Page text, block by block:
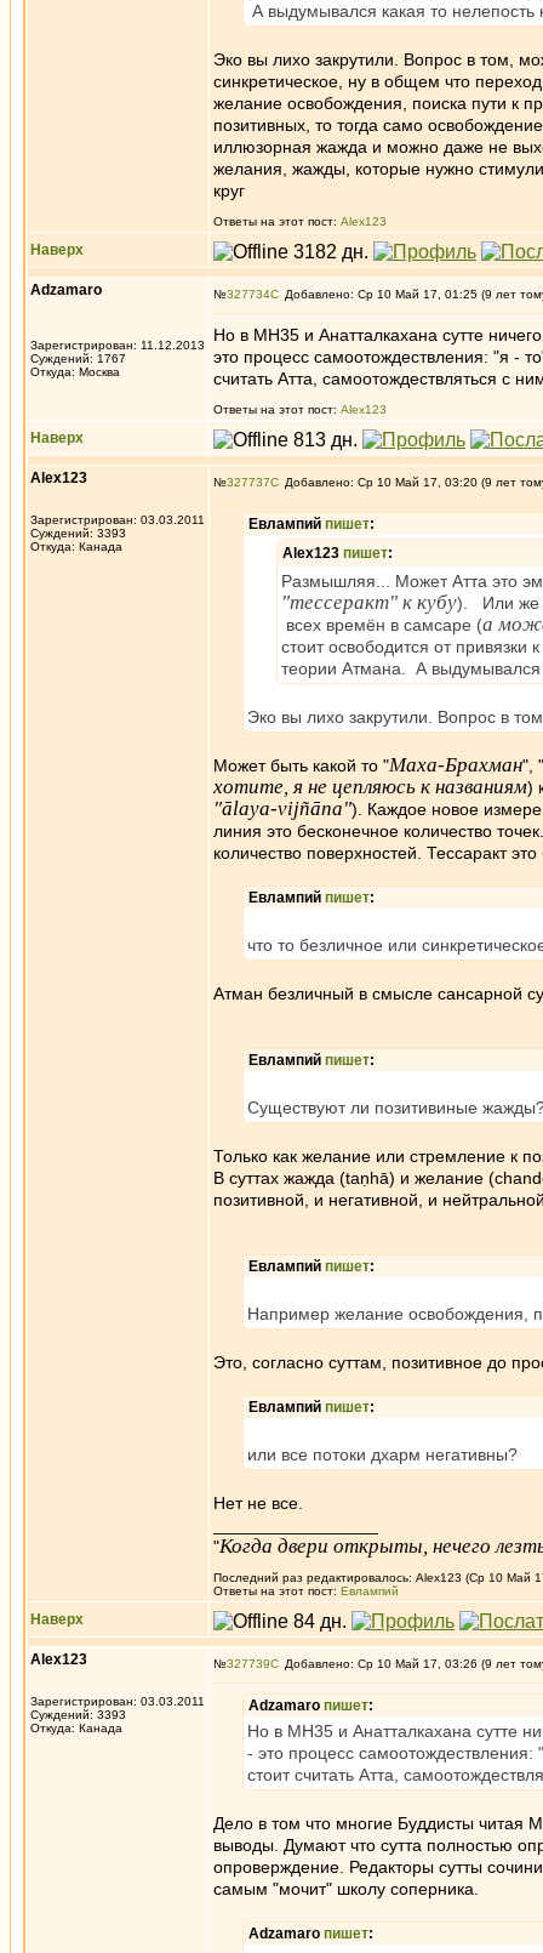
А выдумывался какая то нелепость
Эко вы лихо закрутили. Вопрос в том,
синкретическое, ну в общем что
желание освобождения, поиска пути к
позитивных, то тогда само
иллюзорная жажда и можно даже не
желания, жажды, которые нужно
круг
Ответы на этот пост: Alex123
Наверх
Adzamaro
Зарегистрирован: 11.12.2013
Суждений: 1767
Откуда: Москва
№327734 Добавлено: Ср 10 Май 17, 01:25 (9 лет
Но в МН35 и Анатталкахана сутте
это процесс самоотождествления: "я -
считать Атта, самоотождествляться с
Ответы на этот пост: Alex123
Наверх
Alex123
Зарегистрирован: 03.03.2011
Суждений: 3393
Откуда: Канада
№327737 Добавлено: Ср 10 Май 17, 03:20 (9 лет
Евлампий пишет:
Alex123 пишет:
Размышляя... Может Атта это
"тессеракт" к кубу). Или же
всех времён в самсаре (а
стоит освободится от привязки
теории Атмана. А выдумывался
Эко вы лихо закрутили. Вопрос в
Может быть какой то "Маха-Брахман", "
хотите, я не цепляюсь к названиям)
"ālaya-vijñāna"). Каждое новое
линия это бесконечное количество
количество поверхностей. Тессаракт
Евлампий пишет:
что то безличное или
Атман безличный в смысле сансарной
Евлампий пишет:
Существуют ли позитивиные
Только как желание или стремление к
В суттах жажда (taṇhā) и желание
позитивной, и негативной, и
Евлампий пишет:
Например желание освобождения,
Это, согласно суттам, позитивное до
Евлампий пишет:
или все потоки дхарм негативны?
Нет не все.
"Когда двери открыты, нечего
Последний раз редактировалось: Alex123 (Ср 10 Май
Ответы на этот пост: Евлампий
Наверх
Alex123
Зарегистрирован: 03.03.2011
Суждений: 3393
Откуда: Канада
№327739 Добавлено: Ср 10 Май 17, 03:26 (9 лет
Adzamaro пишет:
Но в МН35 и Анатталкахана сутте
- это процесс
стоит считать Атта,
Дело в том что многие Буддисты читая
выводы. Думают что сутта полностью
опроверждение. Редакторы сутты
самым "мочит" школу соперника.
Adzamaro пишет: